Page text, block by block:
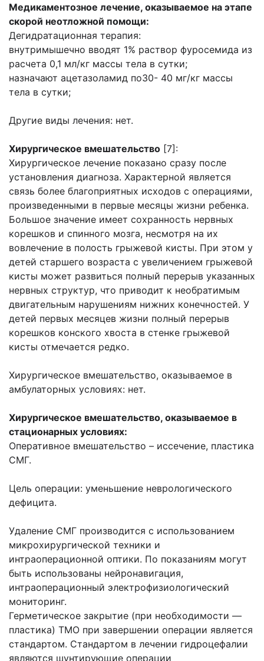
Медикаментозное лечение, оказываемое на этапе
скорой неотложной помощи:
Дегидратационная терапия:
внутримышечно вводят 1% раствор фуросемида из
расчета 0,1 мл/кг массы тела в сутки;
назначают ацетазоламид по30- 40 мг/кг массы
тела в сутки;
Другие виды лечения: нет.
Хирургическое вмешательство [7]:
Хирургическое лечение показано сразу после
установления диагноза. Характерной является
связь более благоприятных исходов с операциями,
произведенными в первые месяцы жизни ребенка.
Большое значение имеет сохранность нервных
корешков и спинного мозга, несмотря на их
вовлечение в полость грыжевой кисты. При этом у
детей старшего возраста с увеличением грыжевой
кисты может развиться полный перерыв указанных
нервных структур, что приводит к необратимым
двигательным нарушениям нижних конечностей. У
детей первых месяцев жизни полный перерыв
корешков конского хвоста в стенке грыжевой
кисты отмечается редко.
Хирургическое вмешательство, оказываемое в
амбулаторных условиях: нет.
Хирургическое вмешательство, оказываемое в
стационарных условиях:
Оперативное вмешательство – иссечение, пластика
СМГ.
Цель операции: уменьшение неврологического
дефицита.
Удаление СМГ производится с использованием
микрохирургической техники и
интраоперационной оптики. По показаниям могут
быть использованы нейронавигация,
интраоперационный электрофизиологический
мониторинг.
Герметическое закрытие (при необходимости —
пластика) ТМО при завершении операции является
стандартом. Стандартом в лечении гидроцефалии
являются шунтирующие операции